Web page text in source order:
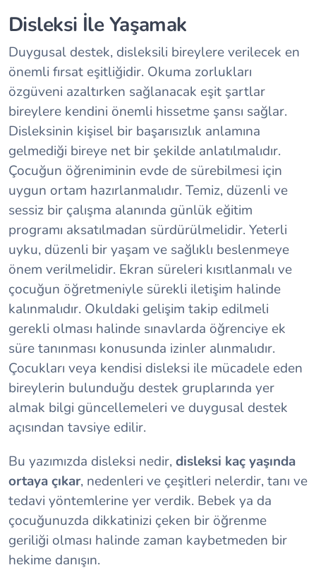
Disleksi İle Yaşamak
Duygusal destek, disleksili bireylere verilecek en
önemli fırsat eşitliğidir. Okuma zorlukları
özgüveni azaltırken sağlanacak eşit şartlar
bireylere kendini önemli hissetme şansı sağlar.
Disleksinin kişisel bir başarısızlık anlamına
gelmediği bireye net bir şekilde anlatılmalıdır.
Çocuğun öğreniminin evde de sürebilmesi için
uygun ortam hazırlanmalıdır. Temiz, düzenli ve
sessiz bir çalışma alanında günlük eğitim
programı aksatılmadan sürdürülmelidir. Yeterli
uyku, düzenli bir yaşam ve sağlıklı beslenmeye
önem verilmelidir. Ekran süreleri kısıtlanmalı ve
çocuğun öğretmeniyle sürekli iletişim halinde
kalınmalıdır. Okuldaki gelişim takip edilmeli
gerekli olması halinde sınavlarda öğrenciye ek
süre tanınması konusunda izinler alınmalıdır.
Çocukları veya kendisi disleksi ile mücadele eden
bireylerin bulunduğu destek gruplarında yer
almak bilgi güncellemeleri ve duygusal destek
açısından tavsiye edilir.
Bu yazımızda disleksi nedir,disleksi kaç yaşında
ortaya çıkar, nedenleri ve çeşitleri nelerdir, tanı ve
tedavi yöntemlerine yer verdik. Bebek ya da
çocuğunuzda dikkatinizi çeken bir öğrenme
geriliği olması halinde zaman kaybetmeden bir
hekime danışın.